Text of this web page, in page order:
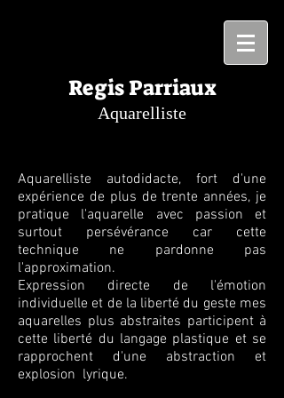
Regis Parriaux
Aquarelliste
Aquarelliste autodidacte, fort d'une
expérience de plus de trente années, je
pratique l'aquarelle avec passion et
surtout persévérance car cette
technique ne pardonne pas
l'approximation.
Expression directe de l'émotion
individuelle et de la liberté du geste mes
aquarelles plus abstraites participent à
cette liberté du langage plastique et se
rapprochent d'une abstraction et
explosion lyrique.